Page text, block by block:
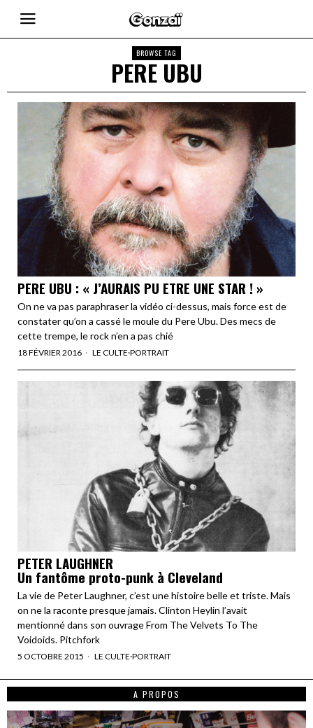
BROWSE TAG
PERE UBU
PERE UBU : « J’AURAIS PU ETRE UNE STAR ! »
On ne va pas paraphraser la vidéo ci-dessus, mais force est de
constater qu’on a cassé le moule du Pere Ubu. Des mecs de
cette trempe, le rock n’en a pas chié
18 FÉVRIER 2016 LE CULTE·PORTRAIT
PETER LAUGHNER
Un fantôme proto-punk à Cleveland
La vie de Peter Laughner, c’est une histoire belle et triste. Mais
on ne la raconte presque jamais. Clinton Heylin l’avait
mentionné dans son ouvrage From The Velvets To The
Voidoids. Pitchfork
5 OCTOBRE 2015 LE CULTE·PORTRAIT
A PROPOS